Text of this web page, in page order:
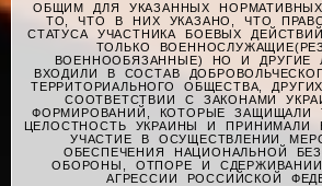
ОБЩИМ ДЛЯ УКАЗАННЫХ
ТО, ЧТО В НИХ УКАЗАНО, ЧТО
СТАТУСА УЧАСТНИКА БОЕВЫХ
ТОЛЬКО
ВОЕННООБЯЗАННЫЕ) НО И ДРУГИЕ
ВХОДИЛИ В СОСТАВ
ТЕРРИТОРИАЛЬНОГО ОБЩЕСТВА,
СООТВЕТСТВИИ С ЗАКОНАМИ
ФОРМИРОВАНИЙ, КОТОРЫЕ ЗАЩИЩАЛИ
ЦЕЛОСТНОСТЬ УКРАИНЫ И ПРИНИМАЛИ
УЧАСТИЕ В ОСУЩЕСТВЛЕНИИ
ОБЕСПЕЧЕНИЯ НАЦИОНАЛЬНОЙ
ОБОРОНЫ, ОТПОРЕ И
АГРЕССИИ РОССИЙСКОЙ